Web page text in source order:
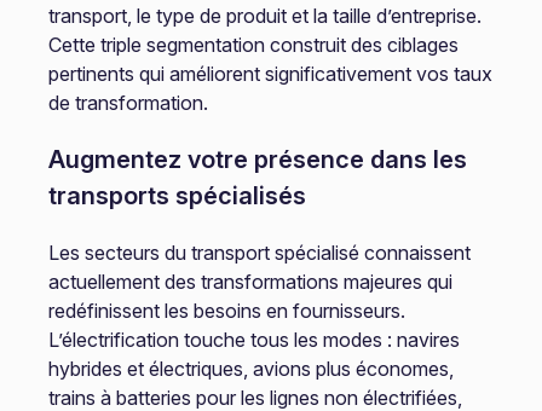
transport, le type de produit et la taille d’entreprise.
Cette triple segmentation construit des ciblages
pertinents qui améliorent significativement vos taux
de transformation.
Augmentez votre présence dans les
transports spécialisés
Les secteurs du transport spécialisé connaissent
actuellement des transformations majeures qui
redéfinissent les besoins en fournisseurs.
L’électrification touche tous les modes : navires
hybrides et électriques, avions plus économes,
trains à batteries pour les lignes non électrifiées,